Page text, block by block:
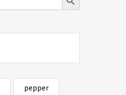
pepper